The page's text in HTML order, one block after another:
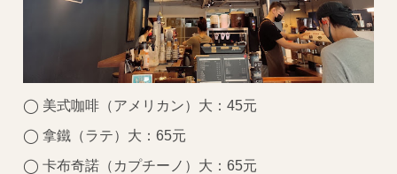
◯ 美式咖啡（アメリカン）大：45元
◯ 拿鐵（ラテ）大：65元
◯ 卡布奇諾（カプチーノ）大：65元